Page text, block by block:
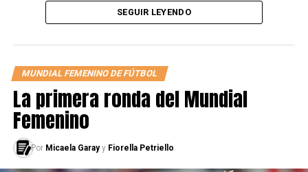
Las jugadoras no solo cuestionaron el deterioro del
probabilidades de lesiones musculares.
Las
SEGUIR LEYENDO
MUNDIAL FEMENINO DE FÚTBOL
La primera ronda del Mundial
Femenino
Por Micaela Garayy Fiorella Petriello